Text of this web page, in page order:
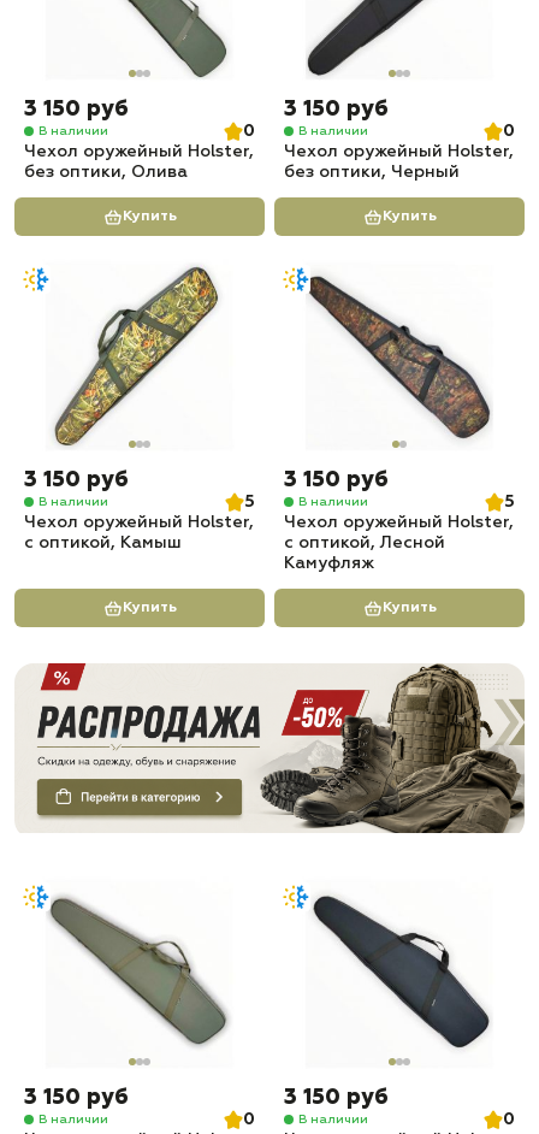
3 150 руб
В наличии
0
Чехол оружейный Holster,
без оптики, Олива
Купить
3 150 руб
В наличии
0
Чехол оружейный Holster,
без оптики, Черный
Купить
3 150 руб
В наличии
5
Чехол оружейный Holster,
с оптикой, Камыш
Купить
3 150 руб
В наличии
5
Чехол оружейный Holster,
с оптикой, Лесной
Камуфляж
Купить
3 150 руб
В наличии
0
3 150 руб
В наличии
0